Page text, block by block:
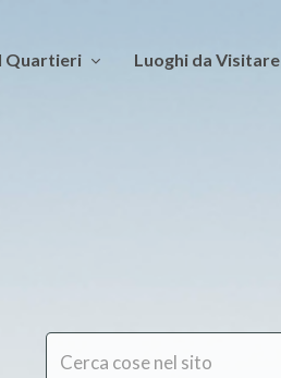
I Quartieri Luoghi da Visitare